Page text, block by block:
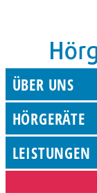
ÜBER UNS
HÖRGERÄTE
LEISTUNGEN